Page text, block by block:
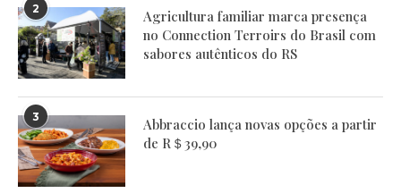
2
Agricultura familiar marca presença
no Connection Terroirs do Brasil com
sabores autênticos do RS
3
Abbraccio lança novas opções a partir
de R＄39,90